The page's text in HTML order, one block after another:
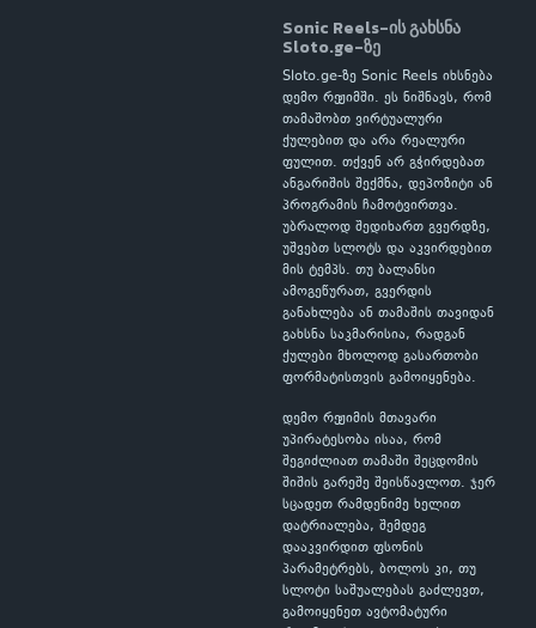
Sonic Reels-ის გახსნა
Sloto.ge-ზე
Sloto.ge-ზე Sonic Reels იხსნება
დემო რეჟიმში. ეს ნიშნავს, რომ
თამაშობთ ვირტუალური
ქულებით და არა რეალური
ფულით. თქვენ არ გჭირდებათ
ანგარიშის შექმნა, დეპოზიტი ან
პროგრამის ჩამოტვირთვა.
უბრალოდ შედიხართ გვერდზე,
უშვებთ სლოტს და აკვირდებით
მის ტემპს. თუ ბალანსი
ამოგეწურათ, გვერდის
განახლება ან თამაშის თავიდან
გახსნა საკმარისია, რადგან
ქულები მხოლოდ გასართობი
ფორმატისთვის გამოიყენება.
დემო რეჟიმის მთავარი
უპირატესობა ისაა, რომ
შეგიძლიათ თამაში შეცდომის
შიშის გარეშე შეისწავლოთ. ჯერ
სცადეთ რამდენიმე ხელით
დატრიალება, შემდეგ
დააკვირდით ფსონის
პარამეტრებს, ბოლოს კი, თუ
სლოტი საშუალებას გაძლევთ,
გამოიყენეთ ავტომატური